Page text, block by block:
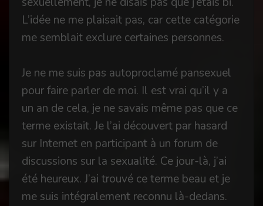
L’idée ne me plaisait pas, car cette catégorie
me semblait exclure certaines personnes.
Je ne me suis pas autoproclamé pansexuel
pour faire parler de moi. Il est vrai qu’il y a
un an de cela, je ne savais même pas que ce
terme existait. Je l’ai découvert par hasard
sur Internet en participant à un forum de
discussions sur la sexualité. Ce jour-là, j’ai
été heureux. J’ai trouvé ce terme beau et je
me suis intégralement reconnu là-dedans.